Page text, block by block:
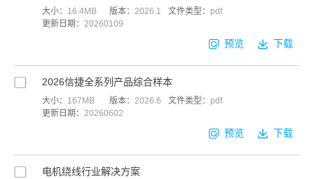
预览 下载
大小： 16.4MB 版本： 2026.1 文件类型： pdf
更新日期： 20260109
预览 下载
2026信捷全系列产品综合样本
大小： 167MB 版本： 2026.6 文件类型： pdf
更新日期： 20260602
电机绕线行业解决方案